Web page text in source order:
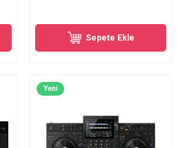
Sepete Ekle
Yeni